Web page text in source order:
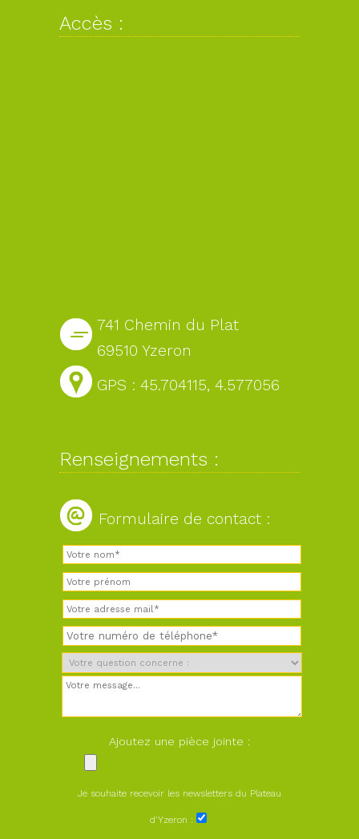
Accès :
741 Chemin du Plat
69510 Yzeron
GPS : 45.704115, 4.577056
Renseignements :
Formulaire de contact :
Ajoutez une pièce jointe :
Je souhaite recevoir les newsletters du Plateau
d'Yzeron :